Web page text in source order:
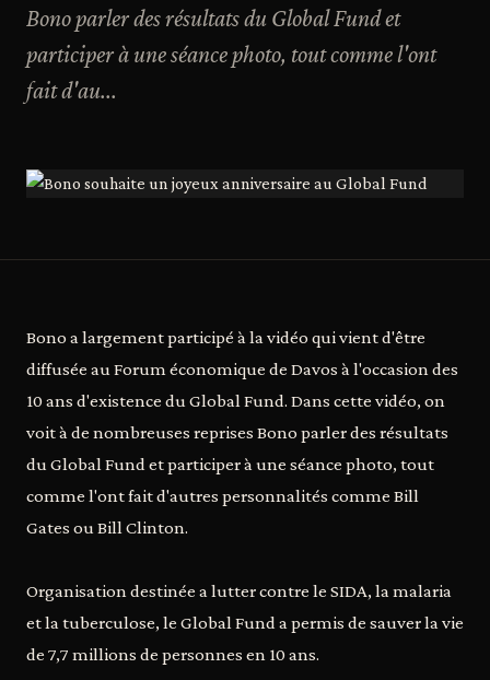
Bono parler des résultats du Global Fund et
participer à une séance photo, tout comme l'ont
fait d'au...
Bono a largement participé à la vidéo qui vient d'être
diffusée au Forum économique de Davos à l'occasion des
10 ans d'existence du Global Fund. Dans cette vidéo, on
voit à de nombreuses reprises Bono parler des résultats
du Global Fund et participer à une séance photo, tout
comme l'ont fait d'autres personnalités comme Bill
Gates ou Bill Clinton.
Organisation destinée a lutter contre le SIDA, la malaria
et la tuberculose, le Global Fund a permis de sauver la vie
de 7,7 millions de personnes en 10 ans.